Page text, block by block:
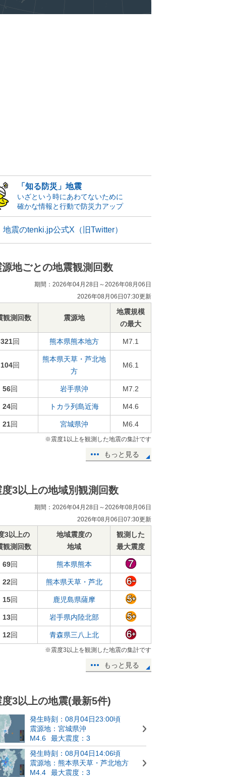
「知る防災」地震
いざという時にあわてないために
確かな情報と行動で防災力アップ
地震のtenki.jp公式X（旧Twitter）
源地ごとの地震観測回数
期間：2026年04月28日～2026年08月06日
2026年08月06日07:30更新
観測回数 震源地
地震規模
の最大
321回 熊本県熊本地方 M7.1
104回
熊本県天草・芦北地
方
M6.1
56回 岩手県沖 M7.2
24回 トカラ列島近海 M4.6
21回 宮城県沖 M6.4
※震度1以上を観測した地震の集計です
もっと見る
度3以上の地域別観測回数
期間：2026年04月28日～2026年08月06日
2026年08月06日07:30更新
3以上の
観測回数
地域震度の
地域
観測した
最大震度
69回 熊本県熊本
22回 熊本県天草・芦北
15回 鹿児島県薩摩
13回 岩手県内陸北部
12回 青森県三八上北
※震度3以上を観測した地震の集計です
もっと見る
度3以上の地震(最新5件)
発生時刻：08月04日23:00頃
震源地：宮城県沖
M4.6
最大震度：3
発生時刻：08月04日14:06頃
震源地：熊本県天草・芦北地方
M4.4
最大震度：3